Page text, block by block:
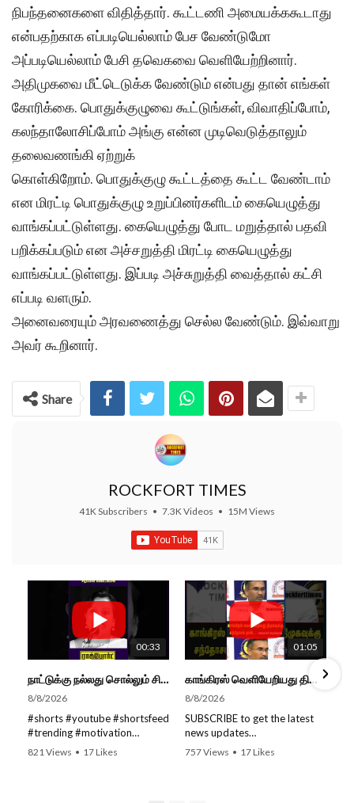
நிபந்தனைகளை விதித்தார். கூட்டணி அமையக்ககூடாது
என்பதற்காக எப்படியெல்லாம் பேச வேண்டுமோ
அப்படியெல்லாம் பேசி தவெகவை வெளியேற்றினார்.
அதிமுகவை மீட்டெடுக்க வேண்டும் என்பது தான் எங்கள்
கோரிக்கை. பொதுக்குழுவை கூட்டுங்கள், விவாதிப்போம்,
கலந்தாலோசிப்போம் அங்கு என்ன முடிவெடுத்தாலும்
தலைவணங்கி ஏற்றுக்
கொள்கிறோம். பொதுக்குழு கூட்டத்தை கூட்ட வேண்டாம்
என மிரட்டி பொதுக்குழு உறுப்பினர்களிடம் கையெழுத்து
வாங்கப்பட்டுள்ளது. கையெழுத்து போட மறுத்தால் பதவி
பறிக்கப்படும் என அச்சறுத்தி மிரட்டி கையெழுத்து
வாங்கப்பட்டுள்ளது. இப்படி அச்சுறுத்தி வைத்தால் கட்சி
எப்படி வளரும்.
அனைவரையும் அரவணைத்து செல்ல வேண்டும். இவ்வாறு
அவர் கூறினார்.
Share
ROCKFORT TIMES
41K Subscribers • 7.3K Videos • 15M Views
00:33
நாட்டுக்கு நல்லது சொல்லும் சிறப்பான மேடைப்பேச்சு... #shorts #subscribe #video
8/8/2026
#shorts #youtube #shortsfeed
#trending #motivation
#nowtrending #subscribe
821 Views • 17 Likes
01:05
காங்கிரஸ் வெளியேறியது திமுகவுக்கு சந்தோசம் தான்... - அமைச்சர் அருண்ராஜ்
8/8/2026
SUBSCRIBE to get the latest
news updates
ROCKFORT TIMES for NEW
757 Views • 17 Likes